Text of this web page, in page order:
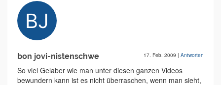
bon jovi-nistenschwe 17. Feb. 2009 | Antworten
So viel Gelaber wie man unter diesen ganzen Videos
bewundern kann ist es nicht überraschen, wenn man sieht,